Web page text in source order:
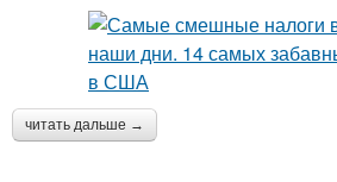
читать дальше →